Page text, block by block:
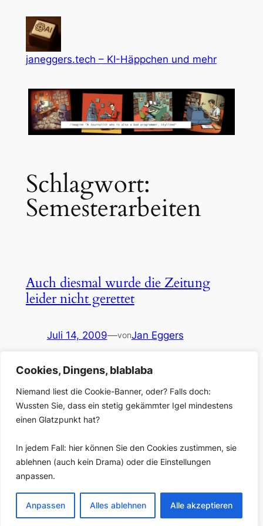
Cookies, Dingens, blablaba
Niemand liest die Cookie-Banner, oder? Falls doch:
Wussten Sie, dass ein stetig gekämmter Igel mindestens
einen Glatzpunkt hat?
In jedem Fall: hier können Sie den Cookies zustimmen, sie
ablehnen (auch kein Drama) oder die Einstellungen
anpassen.
Anpassen Alles ablehnen Alle akzeptieren
springen
janeggers.tech – KI-Häppchen und mehr
Schlagwort:
Semesterarbeiten
Auch diesmal wurde die Zeitung
leider nicht gerettet
Juli 14, 2009—vonJan Eggers
Wenn man eine Präsentation so anfängt, hat man
natürlich schon gewonnen: Diese beiden jungen
Menschen, die hier so sichtbar ein Präsentations-Team
bilden, studieren Onlinejournalismus an der Hochschule
Darmstadt im 2. Semester. Gemeinsam mit ihren
Semester haben sie gestern ihre Semesterprojekte
präsentiert, und ich war neugierig, weil man ja sehr
davon…